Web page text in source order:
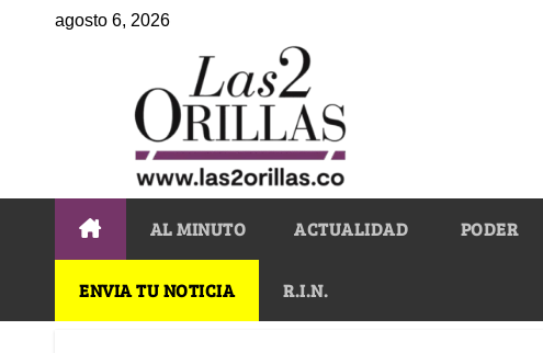
agosto 6, 2026
AL MINUTO ACTUALIDAD PODER
ENVIA TU NOTICIA R.I.N.